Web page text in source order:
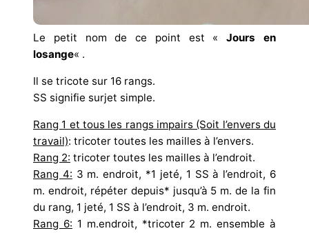
Le petit nom de ce point est «Jours en
losange« .
Il se tricote sur 16 rangs.
SS signifie surjet simple.
Rang 1 et tous les rangs impairs (Soit l’envers du
travail): tricoter toutes les mailles à l’envers.
Rang 2: tricoter toutes les mailles à l’endroit.
Rang 4: 3 m. endroit, *1 jeté, 1 SS à l’endroit, 6
m. endroit, répéter depuis* jusqu’à 5 m. de la fin
du rang, 1 jeté, 1 SS à l’endroit, 3 m. endroit.
Rang 6: 1 m.endroit, *tricoter 2 m. ensemble à